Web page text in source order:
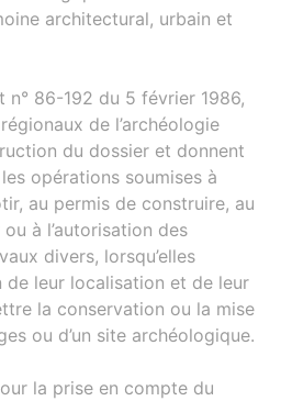
architectural, urbain et
n° 86-192 du 5 février 1986,
de l’archéologie
du dossier et donnent
opérations soumises à
au permis de construire, au
à l’autorisation des
divers, lorsqu’elles
de leur localisation et de leur
la conservation ou la mise
ou d’un site archéologique.
la prise en compte du